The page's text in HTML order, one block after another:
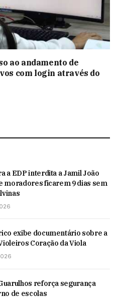
ao andamento de
com login através do
a EDP interdita a Jamil João
moradores ficarem 9 dias sem
exibe documentário sobre a
Coração da Viola
reforça segurança
de escolas